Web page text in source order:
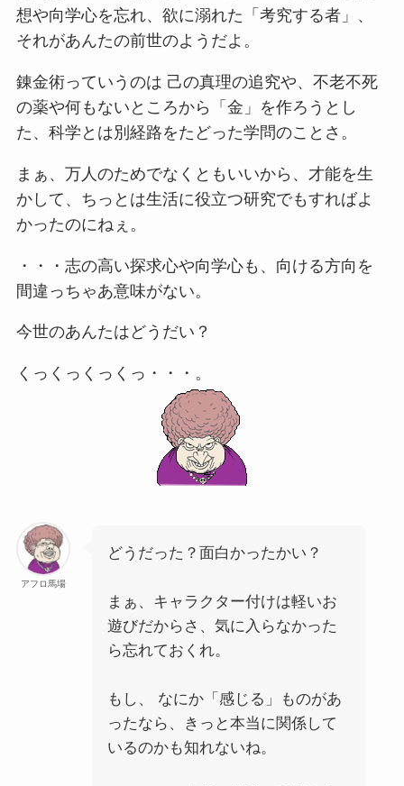
想や向学心を忘れ、欲に溺れた「考究する者」、
それがあんたの前世のようだよ。
錬金術っていうのは 己の真理の追究や、不老不死
の薬や何もないところから「金」を作ろうとし
た、科学とは別経路をたどった学問のことさ。
まぁ、万人のためでなくともいいから、才能を生
かして、ちっとは生活に役立つ研究でもすればよ
かったのにねぇ。
・・・志の高い探求心や向学心も、向ける方向を
間違っちゃあ意味がない。
今世のあんたはどうだい？
くっくっくっくっ・・・。
アフロ馬場
どうだった？面白かったかい？
まぁ、キャラクター付けは軽いお
遊びだからさ、気に入らなかった
ら忘れておくれ。
もし、 なにか「感じる」ものがあ
ったなら、きっと本当に関係して
いるのかも知れないね。